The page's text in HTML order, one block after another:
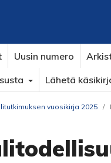
Uusin numero
Lähetä
vuosikirja 2025 /